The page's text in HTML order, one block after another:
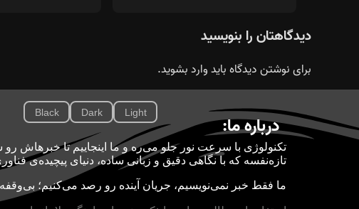
دیدگاهتان را بنویسید
برای نوشتن دیدگاه بایدوارد بشوید.
Light
Dark
Black
درباره ما:
تازه‌نفسه که با نگاهی دقیق و زبانی ساده، دنیای پیچیده‌ی
ما فقط خبر نمی‌نویسیم، جریان آینده رو رصد می‌کنیم؛